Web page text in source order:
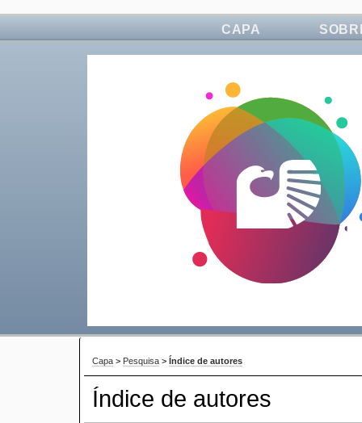
CAPA
Capa > Pesquisa > Índice de autores
Índice de autores